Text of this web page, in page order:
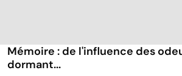
Mémoire : de l'influence des
dormant...